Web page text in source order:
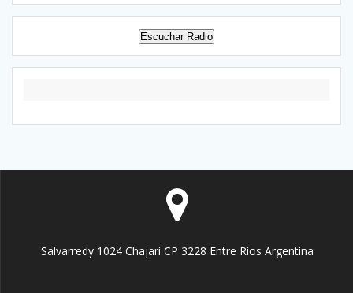
Escuchar Radio
Salvarredy 1024 Chajarí CP 3228 Entre Ríos Argentina